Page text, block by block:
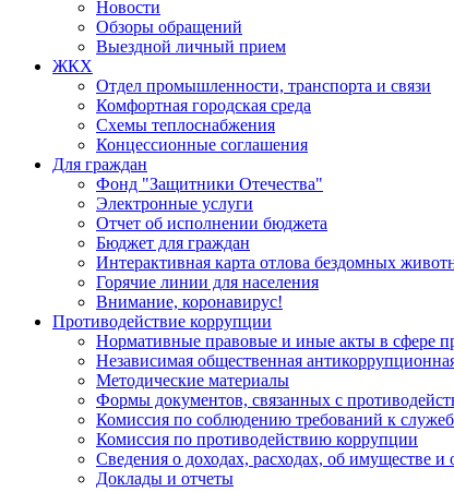
Новости
Обзоры обращений
Выездной личный прием
ЖКХ
Отдел промышленности, транспорта и связи
Комфортная городская среда
Схемы теплоснабжения
Концессионные соглашения
Для граждан
Фонд "Защитники Отечества"
Электронные услуги
Отчет об исполнении бюджета
Бюджет для граждан
Интерактивная карта отлова бездомных
Горячие линии для населения
Внимание, коронавирус!
Противодействие коррупции
Нормативные правовые и иные акты в сфере
Независимая общественная
Методические материалы
Формы документов, связанных с
Комиссия по соблюдению требований к
Комиссия по противодействию коррупции
Сведения о доходах, расходах, об имуществе и
Доклады и отчеты